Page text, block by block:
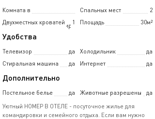
Комната в
5-комнатной квартире
Спальных мест
2
Двухместных кроватей
1 Площадь 30м²
Удобства
Телевизор да Холодильник
да
Стиральная машина
да Интернет да
Дополнительно
Постельное белье да Животные разрешены
да
Уютный НОМЕР В ОТЕЛЕ - посуточное жилье для
командировки и семейного отдыха. Если вам нужно